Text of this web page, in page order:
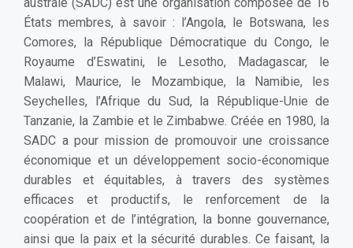
États membres, à savoir : l’Angola, le Botswana, les
Comores, la République Démocratique du Congo, le
Royaume d’Eswatini, le Lesotho, Madagascar, le
Malawi, Maurice, le Mozambique, la Namibie, les
Seychelles, l’Afrique du Sud, la République-Unie de
Tanzanie, la Zambie et le Zimbabwe. Créée en 1980, la
SADC a pour mission de promouvoir une croissance
économique et un développement socio-économique
durables et équitables, à travers des systèmes
efficaces et productifs, le renforcement de la
coopération et de l’intégration, la bonne gouvernance,
ainsi que la paix et la sécurité durables. Ce faisant, la